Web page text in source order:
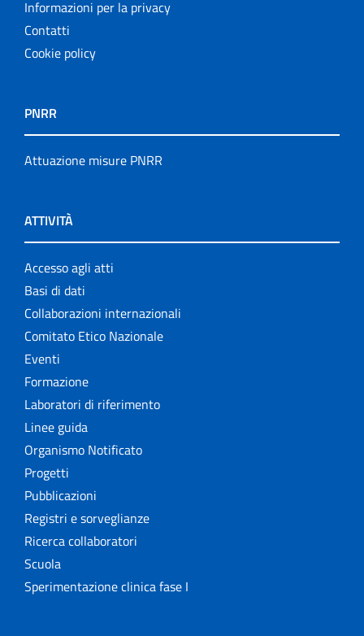
Informazioni per la privacy
Contatti
Cookie policy
PNRR
Attuazione misure PNRR
ATTIVITÀ
Accesso agli atti
Basi di dati
Collaborazioni internazionali
Comitato Etico Nazionale
Eventi
Formazione
Laboratori di riferimento
Linee guida
Organismo Notificato
Progetti
Pubblicazioni
Registri e sorveglianze
Ricerca collaboratori
Scuola
Sperimentazione clinica fase I